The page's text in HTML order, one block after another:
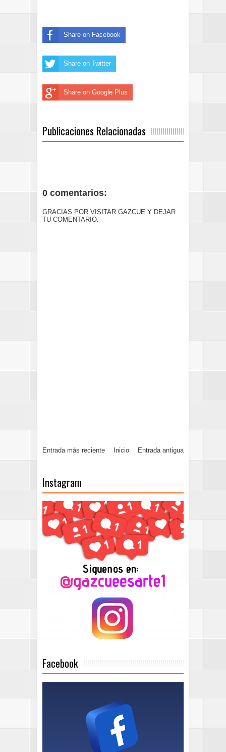
Share on Facebook
Share on Twitter
Share on Google Plus
Publicaciones Relacionadas
0 comentarios:
GRACIAS POR VISITAR GAZCUE Y DEJAR
TU COMENTARIO.
Entrada más reciente Entrada antigua
Inicio
Instagram
Facebook